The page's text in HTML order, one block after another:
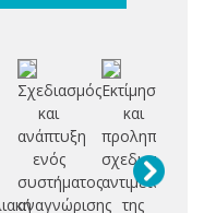
Σχεδιασμός
και
ανάπτυξη
ενός
συστήματος
αναγνώρισης
Εκτίμηση
και
προληπτικός
σχεδιασμός
αντιμετώπισης
της